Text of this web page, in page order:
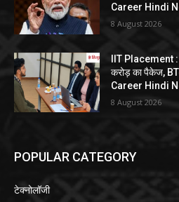
Career Hindi
8 August 2026
IIT Placement :
करोड़ का पैकेज,
Career Hindi
8 August 2026
POPULAR CATEGORY
टेक्नोलॉजी